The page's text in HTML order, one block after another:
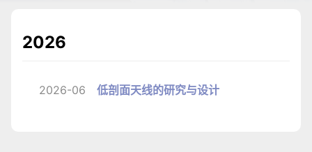
2026
2026-06 低剖面天线的研究与设计